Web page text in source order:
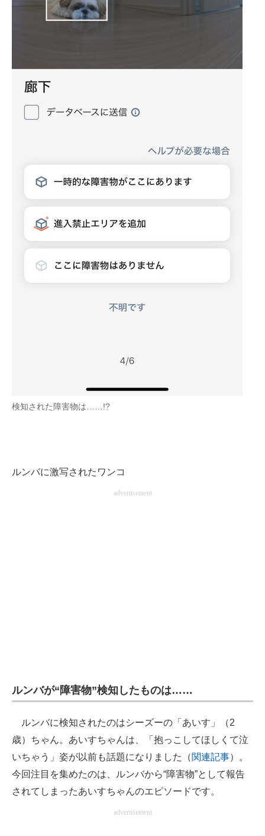
経営リーダーのコミュニティ
企業向けIT製品の総合サイト
IT製品の技術・比較・事例
モノづくり技術者専門サイト
電子設計の基本と応用
エネルギーの専門メディア
建設×テクノロジーの最前線
検知された障害物は……!?
ルンバに激写されたワンコ
advertisement
ルンバが“障害物”検知したものは……
ルンバに検知されたのはシーズーの「あいす」（2
歳）ちゃん。あいすちゃんは、「抱っこしてほしくて泣
いちゃう」姿が以前も話題になりました（関連記事）。
今回注目を集めたのは、ルンバから“障害物”として報告
されてしまったあいすちゃんのエピソードです。
advertisement